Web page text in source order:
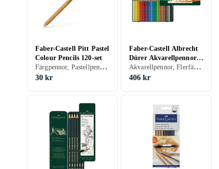
Faber-Castell Pitt Pastel
Colour Pencils 120-set
Färgpennor, Pastellpennor, Turkos
30 kr
Faber-Castell Albrecht
Dürer Akvarellpennor
24st
Akvarellpennor, Flerfärg, Set
406 kr